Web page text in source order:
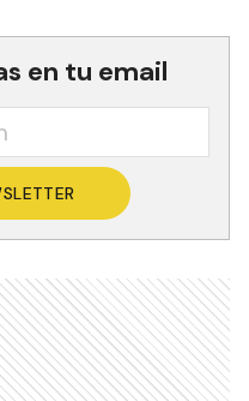
en tu email